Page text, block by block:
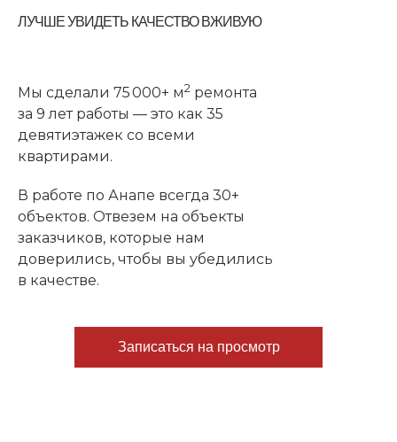
ЛУЧШЕ УВИДЕТЬ КАЧЕСТВО ВЖИВУЮ
В работе по Анапе всегда 30+
объектов. Отвезем на объекты
заказчиков, которые нам
доверились, чтобы вы убедились
в качестве.
Мы сделали 75 000+ м2 ремонта
за 9 лет работы — это как 35
девятиэтажек со всеми
квартирами.
Записаться на просмотр